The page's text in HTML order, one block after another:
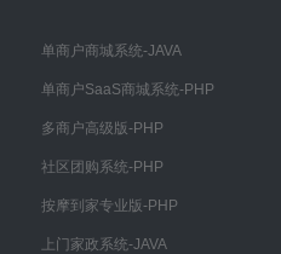
单商户商城系统-JAVA
单商户SaaS商城系统-PHP
多商户高级版-PHP
社区团购系统-PHP
按摩到家专业版-PHP
上门家政系统-JAVA